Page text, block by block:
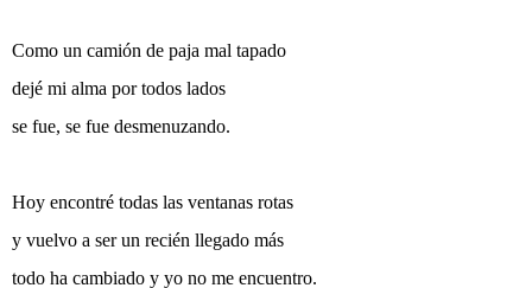
Como un camión de paja mal tapado
dejé mi alma por todos lados
se fue, se fue desmenuzando.
Hoy encontré todas las ventanas rotas
y vuelvo a ser un recién llegado más
todo ha cambiado y yo no me encuentro.